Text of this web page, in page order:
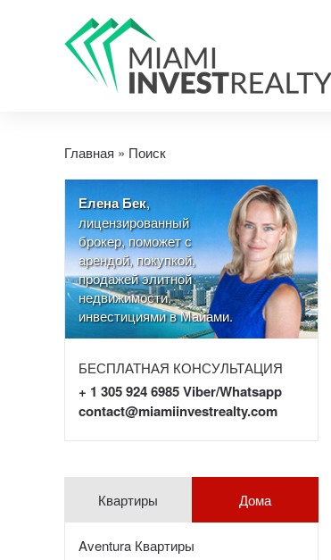
Главная » Поиск
Елена Бек,
лицензированный
брокер, поможет с
арендой, покупкой,
продажей элитной
недвижимости,
инвестициями в Майами.
БЕСПЛАТНАЯ КОНСУЛЬТАЦИЯ
+ 1 305 924 6985 Viber/Whatsapp
contact@miamiinvestrealty.com
Квартиры
Aventura Квартиры
Дома